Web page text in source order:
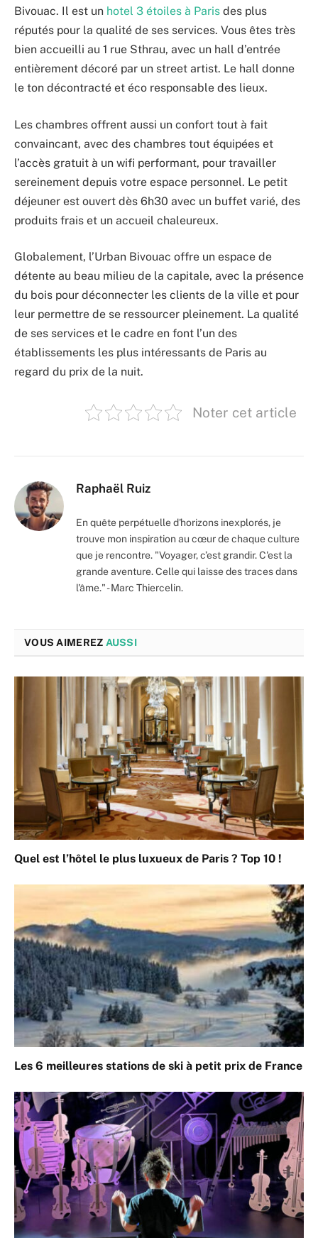
Bivouac. Il est un hotel 3 étoiles à Paris des plus
réputés pour la qualité de ses services. Vous êtes très
bien accueilli au 1 rue Sthrau, avec un hall d’entrée
entièrement décoré par un street artist. Le hall donne
le ton décontracté et éco responsable des lieux.
Les chambres offrent aussi un confort tout à fait
convaincant, avec des chambres tout équipées et
l’accès gratuit à un wifi performant, pour travailler
sereinement depuis votre espace personnel. Le petit
déjeuner est ouvert dès 6h30 avec un buffet varié, des
produits frais et un accueil chaleureux.
Globalement, l’Urban Bivouac offre un espace de
détente au beau milieu de la capitale, avec la présence
du bois pour déconnecter les clients de la ville et pour
leur permettre de se ressourcer pleinement. La qualité
de ses services et le cadre en font l’un des
établissements les plus intéressants de Paris au
regard du prix de la nuit.
Noter cet article
Raphaël Ruiz
En quête perpétuelle d'horizons inexplorés, je
trouve mon inspiration au cœur de chaque culture
que je rencontre. "Voyager, c’est grandir. C'est la
grande aventure. Celle qui laisse des traces dans
l'âme." - Marc Thiercelin.
VOUS AIMEREZ AUSSI
Quel est l’hôtel le plus luxueux de Paris ? Top 10 !
Les 6 meilleures stations de ski à petit prix de France